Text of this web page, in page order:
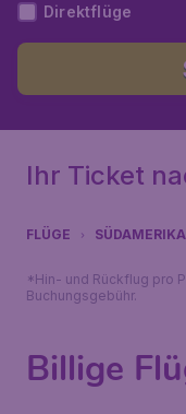
Direktflüge
Ihr Ticket
FLÜGE SÜDAMERIKA
*Hin- und Rückflug pro
Buchungsgebühr.
Billige